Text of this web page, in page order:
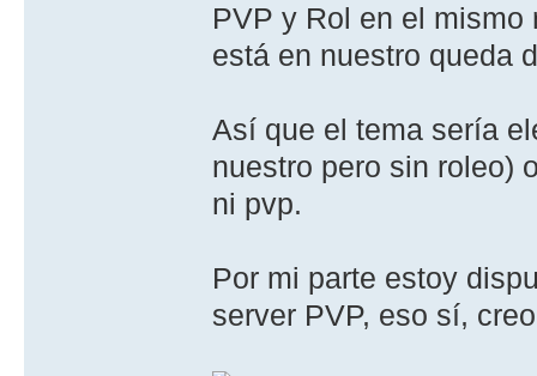
PVP y Rol en el
está en nuestro queda
Así que el tema sería
nuestro pero sin roleo)
ni pvp.
Por mi parte estoy
server PVP, eso sí,